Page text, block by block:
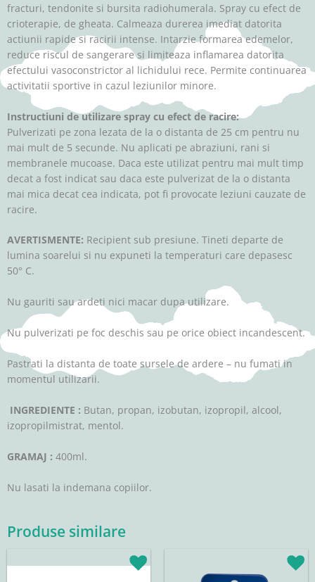
fracturi, tendonite si bursita radiohumerala. Spray cu efect de
crioterapie, de gheata. Calmeaza durerea imediat datorita
actiunii rapide si racirii intense. Intarzie formarea edemelor,
reduce riscul de sangerare si limiteaza inflamarea datorita
efectului vasoconstrictor al lichidului rece. Permite continuarea
activitatii sportive in cazul leziunilor minore.
Instructiuni de utilizare spray cu efect de racire:
Pulverizati pe zona lezata de la o distanta de 25 cm pentru nu
mai mult de 5 secunde. Nu aplicati pe abraziuni, rani si
membranele mucoase. Daca este utilizat pentru mai mult timp
decat a fost indicat sau daca este pulverizat de la o distanta
mai mica decat cea indicata, pot fi provocate leziuni cauzate de
racire.
AVERTISMENTE: Recipient sub presiune. Tineti departe de
lumina soarelui si nu expuneti la temperaturi care depasesc
50° C.
Nu gauriti sau ardeti nici macar dupa utilizare.
Nu pulverizati pe foc deschis sau pe orice obiect incandescent.
Pastrati la distanta de toate sursele de ardere – nu fumati in
momentul utilizarii.
INGREDIENTE : Butan, propan, izobutan, izopropil, alcool,
izopropilmistrat, mentol.
GRAMAJ : 400ml.
Nu lasati la indemana copiilor.
Produse similare